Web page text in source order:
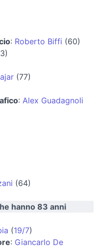
: Roberto Biffi (60)
(77)
: Alex Guadagnoli
(64)
hanno 83 anni
(19/7)
: Giancarlo De